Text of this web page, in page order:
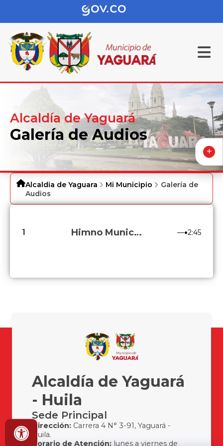
Alcaldía de Yaguará
Galería de Audios
Alcaldia de Yaguara Mi Municipio
Galería de
Audios
1 Himno Municipal de Yaguará —•2:45
Alcaldía de Yaguará
- Huila
Sede Principal
Dirección: Carrera 4 N° 3-91, Yaguará -
Huila.
Horario de Atención: lunes a viernes de